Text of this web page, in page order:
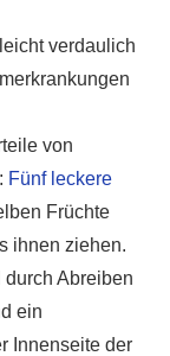
verdaulich
von
Fünf leckere
Früchte
ihnen ziehen.
Abreiben
ein
Innenseite der